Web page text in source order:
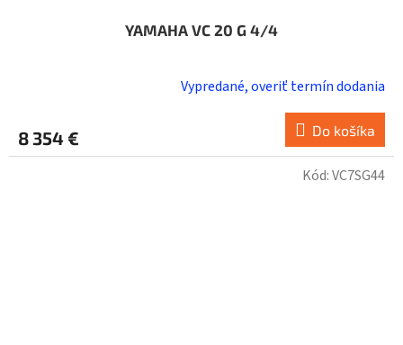
YAMAHA VC 20 G 4/4
Vypredané, overiť termín dodania
8 354 € Do košíka
Kód:VC7SG44